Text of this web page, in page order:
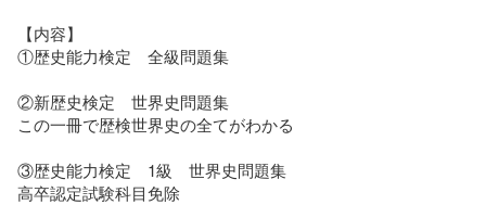
【内容】
①歴史能力検定　全級問題集
②新歴史検定　世界史問題集
この一冊で歴検世界史の全てがわかる
③歴史能力検定　1級　世界史問題集
高卒認定試験科目免除